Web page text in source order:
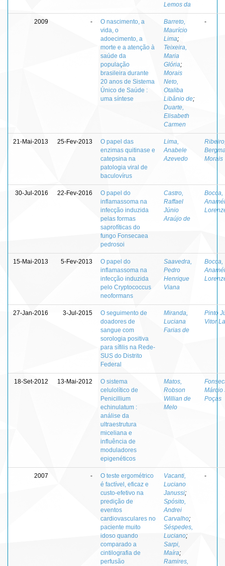
Lemos da
2009 -
O nascimento, a
vida, o
adoecimento, a
morte e a atenção à
saúde da
população
brasileira durante
20 anos de Sistema
Único de Saúde :
uma síntese
Barreto,
Maurício
Lima;
Teixeira,
Maria
Glória;
Morais
Neto,
Otaliba
Libânio de;
Duarte,
Elisabeth
Carmen
-
21-Mai-2013 25-Fev-2013
O papel das
enzimas quitinase e
catepsina na
patologia viral de
baculovírus
Lima,
Anabele
Azevedo
Morais
30-Jul-2016 22-Fev-2016
O papel do
inflamassoma na
infecção induzida
pelas formas
saprofíticas do
fungo Fonsecaea
pedrosoi
Castro,
Raffael
Júnio
Araújo de
Bocca,
15-Mai-2013 5-Fev-2013
O papel do
inflamassoma na
infecção induzida
pelo Cryptococcus
neoformans
Saavedra,
Pedro
Henrique
Viana
Bocca,
27-Jan-2016 3-Jul-2015
O seguimento de
doadores de
sangue com
sorologia positiva
para sífilis na Rede-
SUS do Distrito
Federal
Miranda,
Luciana
Farias de
Pinto
Vitor
18-Set-2012 13-Mai-2012
O sistema
celulolítico de
Penicillium
echinulatum :
análise da
ultraestrutura
miceliana e
influência de
moduladores
epigenéticos
Matos,
Robson
Willian de
Melo
Márcio
Poças
2007 -
O teste ergométrico
é factível, eficaz e
custo-efetivo na
predição de
eventos
cardiovasculares no
paciente muito
idoso quando
comparado a
cintilografia de
perfusão
Vacanti,
Luciano
Janussi;
Spósito,
Andrei
Carvalho;
Séspedes,
Luciano;
Sarpi,
Maíra;
Ramires,
-